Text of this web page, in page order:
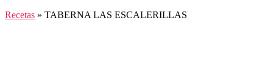
Recetas » TABERNA LAS ESCALERILLAS